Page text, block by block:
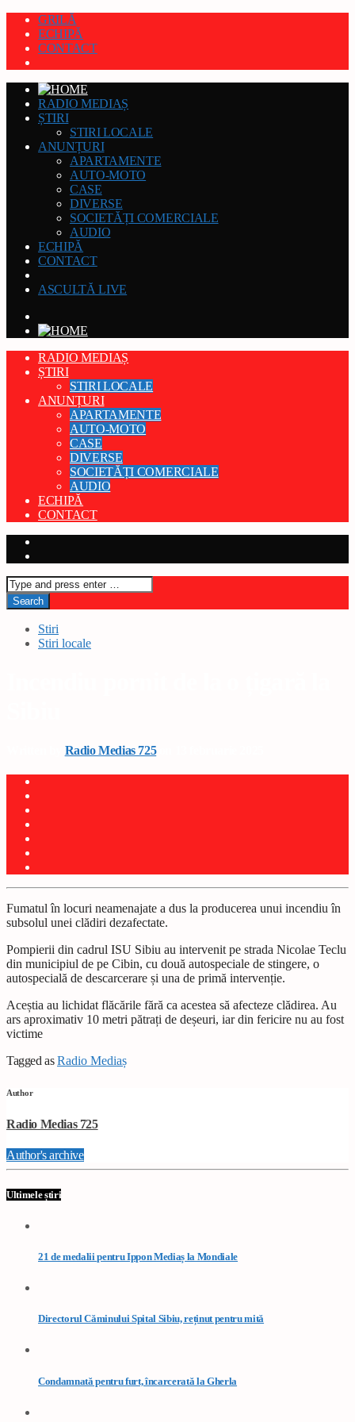
GRILĂ
ECHIPĂ
CONTACT
RADIO MEDIAȘ
ȘTIRI
STIRI LOCALE
ANUNȚURI
APARTAMENTE
AUTO-MOTO
CASE
DIVERSE
SOCIETĂȚI COMERCIALE
AUDIO
ECHIPĂ
CONTACT
ASCULTĂ LIVE
RADIO MEDIAȘ
ȘTIRI
STIRI LOCALE
ANUNȚURI
APARTAMENTE
AUTO-MOTO
CASE
DIVERSE
SOCIETĂȚI COMERCIALE
AUDIO
ECHIPĂ
CONTACT
Stiri
Stiri locale
Radio Medias 725on 13 februarie 2025
Fumatul în locuri neamenajate a dus la producerea unui incendiu în
subsolul unei clădiri dezafectate.
Pompierii din cadrul ISU Sibiu au intervenit pe strada Nicolae Teclu
din municipiul de pe Cibin, cu două autospeciale de stingere, o
autospecială de descarcerare și una de primă intervenție.
Aceștia au lichidat flăcările fără ca acestea să afecteze clădirea. Au
ars aproximativ 10 metri pătrați de deșeuri, iar din fericire nu au fost
victime
Tagged asRadio Mediaș
Author
Radio Medias 725
Author's archive
Ultimele știri
21 de medalii pentru Ippon Mediaș la Mondiale
Directorul Căminului Spital Sibiu, reținut pentru mită
Condamnată pentru furt, încarcerată la Gherla